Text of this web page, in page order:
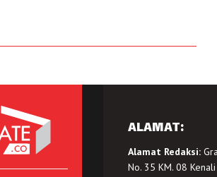
ALAMAT:
Alamat Redaksi:
No. 35 KM. 08 Kenali